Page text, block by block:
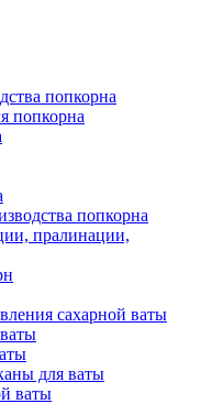
попкорна
попкорна
попкорна
пралинации,
сахарной ваты
для ваты
ваты